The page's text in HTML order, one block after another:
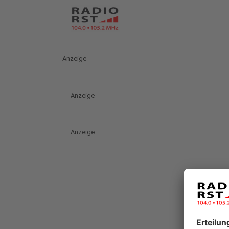
Anzeige
Anzeige
Anzeige